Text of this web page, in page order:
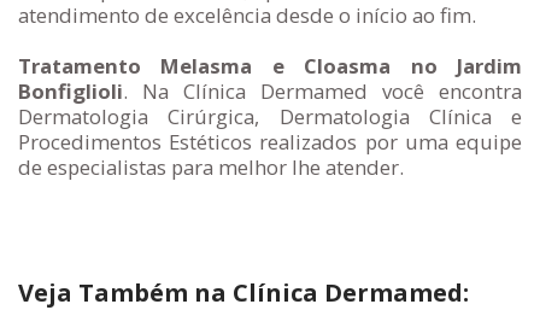
atendimento de excelência desde o início ao fim.
Tratamento Melasma e Cloasma no Jardim
Bonfiglioli. Na Clínica Dermamed você encontra
Dermatologia Cirúrgica, Dermatologia Clínica e
Procedimentos Estéticos realizados por uma equipe
de especialistas para melhor lhe atender.
Veja Também na Clínica Dermamed: